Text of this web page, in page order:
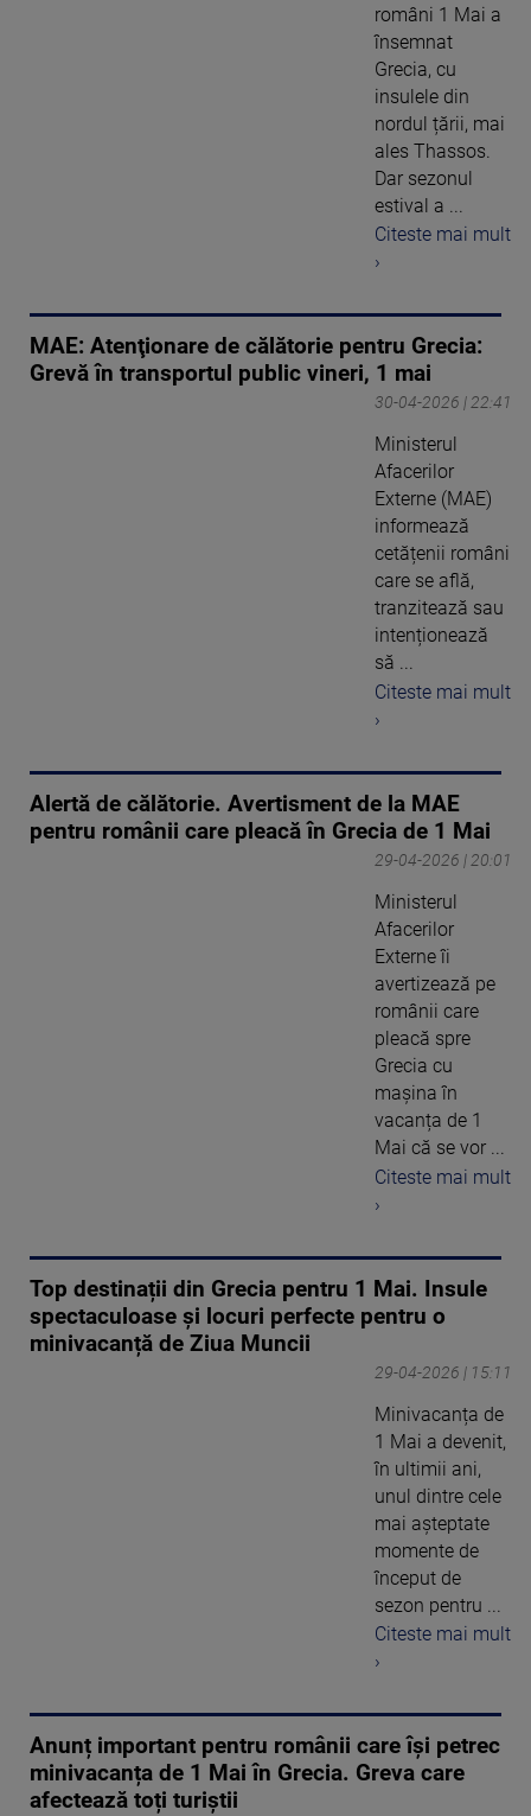
români 1 Mai a
însemnat
Grecia, cu
insulele din
nordul țării, mai
ales Thassos.
Dar sezonul
estival a ...
Citeste mai mult
›
MAE: Atenţionare de călătorie pentru Grecia:
Grevă în transportul public vineri, 1 mai
30-04-2026 | 22:41
Ministerul
Afacerilor
Externe (MAE)
informează
cetățenii români
care se află,
tranzitează sau
intenționează
să ...
Citeste mai mult
›
Alertă de călătorie. Avertisment de la MAE
pentru românii care pleacă în Grecia de 1 Mai
29-04-2026 | 20:01
Ministerul
Afacerilor
Externe îi
avertizează pe
românii care
pleacă spre
Grecia cu
mașina în
vacanța de 1
Mai că se vor ...
Citeste mai mult
›
Top destinații din Grecia pentru 1 Mai. Insule
spectaculoase și locuri perfecte pentru o
minivacanță de Ziua Muncii
29-04-2026 | 15:11
Minivacanța de
1 Mai a devenit,
în ultimii ani,
unul dintre cele
mai așteptate
momente de
început de
sezon pentru ...
Citeste mai mult
›
Anunț important pentru românii care își petrec
minivacanța de 1 Mai în Grecia. Greva care
afectează toți turiștii